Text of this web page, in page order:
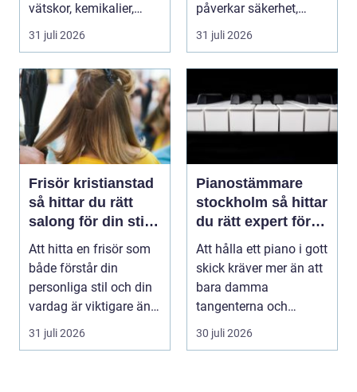
vätskor, kemikalier,
oljor,...
31 juli 2026
påverkar säkerhet,
arbetsmiljö, ...
31 juli 2026
Frisör kristianstad
så hittar du rätt
salong för din stil
och vardag
Att hitta en frisör som
både förstår din
personliga stil och din
vardag är viktigare än
många tror. ...
31 juli 2026
Pianostämmare
stockholm så hittar
du rätt expert för
ditt piano
Att hålla ett piano i gott
skick kräver mer än att
bara damma
tangenterna och
stänga locket försikti...
30 juli 2026